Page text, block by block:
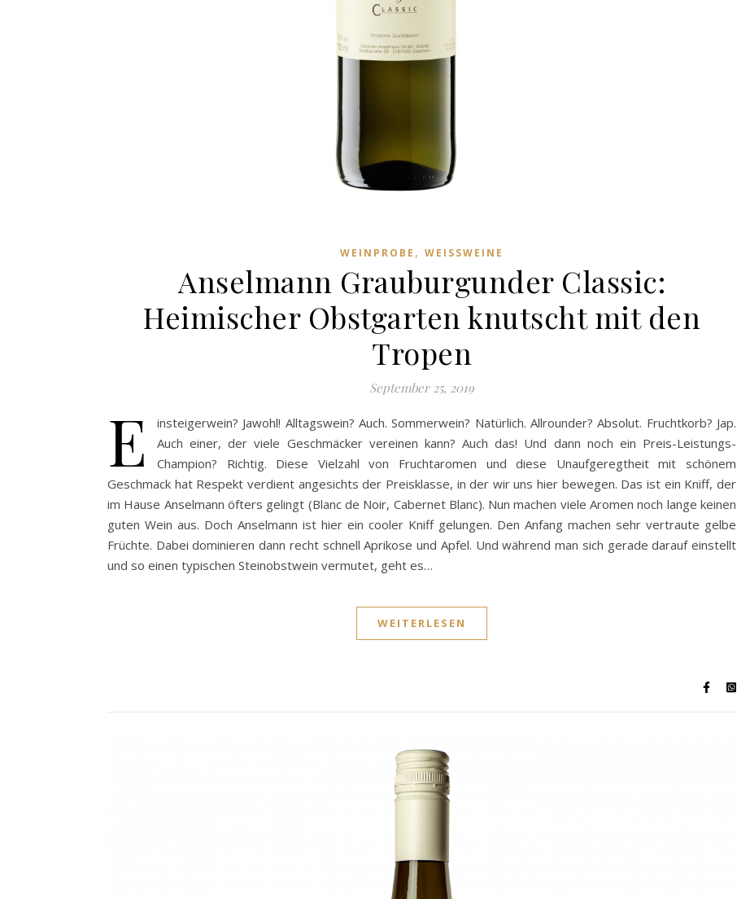
WEINPROBE , WEISSWEINE
Anselmann Grauburgunder Classic:
Heimischer Obstgarten knutscht mit den
Tropen
September 25, 2019
E
insteigerwein? Jawohl! Alltagswein? Auch. Sommerwein? Natürlich. Allrounder? Absolut. Fruchtkorb? Jap.
Auch einer, der viele Geschmäcker vereinen kann? Auch das! Und dann noch ein Preis-Leistungs-
Champion? Richtig. Diese Vielzahl von Fruchtaromen und diese Unaufgeregtheit mit schönem
Geschmack hat Respekt verdient angesichts der Preisklasse, in der wir uns hier bewegen. Das ist ein Kniff, der
im Hause Anselmann öfters gelingt (Blanc de Noir, Cabernet Blanc). Nun machen viele Aromen noch lange keinen
guten Wein aus. Doch Anselmann ist hier ein cooler Kniff gelungen. Den Anfang machen sehr vertraute gelbe
Früchte. Dabei dominieren dann recht schnell Aprikose und Apfel. Und während man sich gerade darauf einstellt
und so einen typischen Steinobstwein vermutet, geht es…
WEITERLESEN